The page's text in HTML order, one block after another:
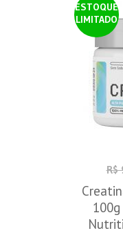
ESTOQUE
LIMITADO
R$